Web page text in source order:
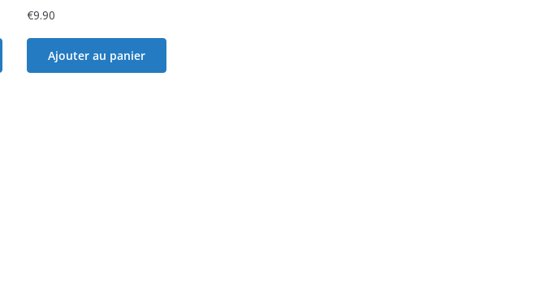
€9.90
Ajouter au panier